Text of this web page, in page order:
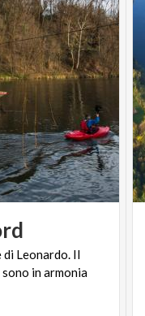
di Leonardo. Il
in armonia